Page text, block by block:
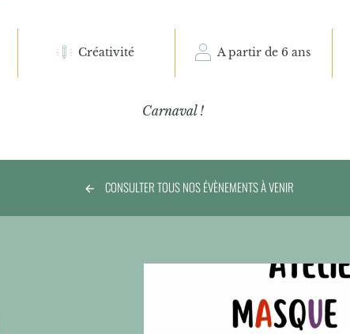
Créativité A partir de 6 ans
Carnaval !
CONSULTER TOUS NOS ÉVÈNEMENTS À VENIR